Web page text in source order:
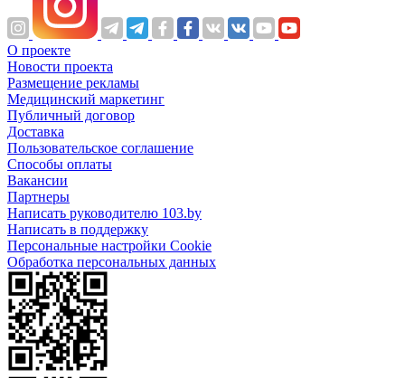
О проекте
Новости проекта
Размещение рекламы
Медицинский маркетинг
Публичный договор
Доставка
Пользовательское соглашение
Способы оплаты
Вакансии
Партнеры
Написать руководителю 103.by
Написать в поддержку
Персональные настройки Cookie
Обработка персональных данных